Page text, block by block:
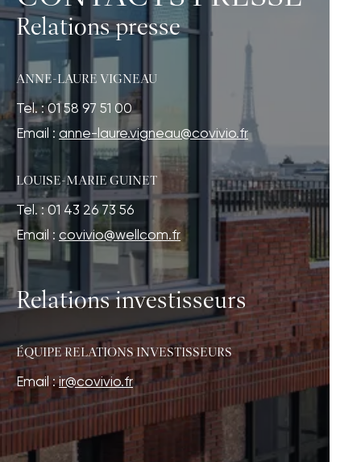
Relations presse
ANNE-LAURE VIGNEAU
Tel. : 01 58 97 51 00
Email : anne-laure.vigneau@covivio.fr
LOUISE-MARIE GUINET
Tel. : 01 43 26 73 56
Email : covivio@wellcom.fr
Relations investisseurs
ÉQUIPE RELATIONS INVESTISSEURS
Email :ir@covivio.fr